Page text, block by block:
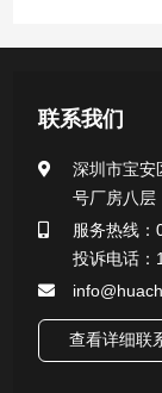
行业新闻
联系我们
深圳市宝安
号厂房八层
服务热线
投诉电话：
查看详细联